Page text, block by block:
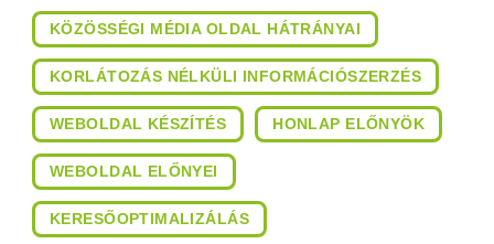
KÖZÖSSÉGI MÉDIA OLDAL HÁTRÁNYAI
KORLÁTOZÁS NÉLKÜLI INFORMÁCIÓSZERZÉS
WEBOLDAL KÉSZÍTÉS HONLAP ELŐNYÖK
WEBOLDAL ELŐNYEI
KERESŐOPTIMALIZÁLÁS